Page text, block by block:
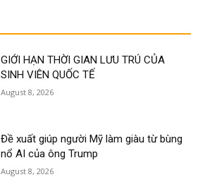
GIỚI HẠN THỜI GIAN LƯU TRÚ CỦA
SINH VIÊN QUỐC TẾ
August 8, 2026
Đề xuất giúp người Mỹ làm giàu từ bùng
nổ AI của ông Trump
August 8, 2026